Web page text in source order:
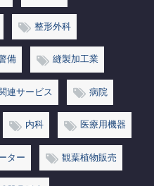
整形外科
備 縫製加工業
連サービス 病院
内科 医療用機器
ター 観葉植物販売